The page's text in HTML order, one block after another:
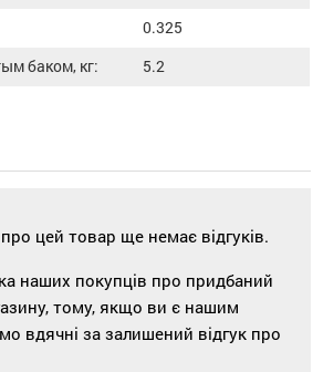
0.325
баком, кг:
5.2
цей товар ще немає відгуків.
наших покупців про придбаний
тому, якщо ви є нашим
вдячні за залишений відгук про